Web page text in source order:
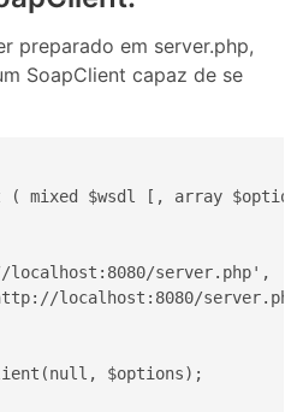
preparado em server.php,
SoapClient capaz de se
( mixed $wsdl [, array
localhost:8080/server.php',
localhost:8080/
$options);